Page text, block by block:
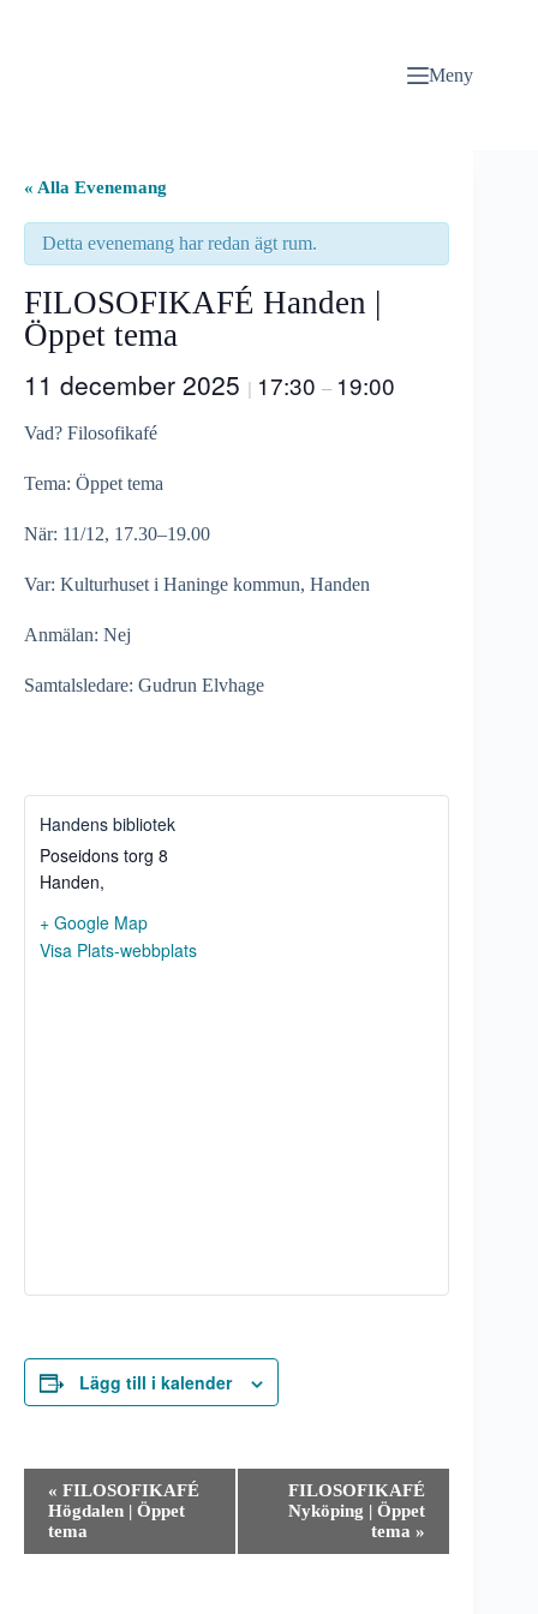
Meny
« Alla Evenemang
Detta evenemang har redan ägt rum.
FILOSOFIKAFÉ Handen |
Öppet tema
11 december 2025 | 17:30 – 19:00
Vad? Filosofikafé
Tema: Öppet tema
När: 11/12, 17.30–19.00
Var: Kulturhuset i Haninge kommun, Handen
Anmälan: Nej
Samtalsledare: Gudrun Elvhage
Handens bibliotek
Poseidons torg 8
Handen,
+ Google Map
Visa Plats-webbplats
Lägg till i kalender
« FILOSOFIKAFÉ
Högdalen | Öppet
tema
FILOSOFIKAFÉ
Nyköping | Öppet
tema»